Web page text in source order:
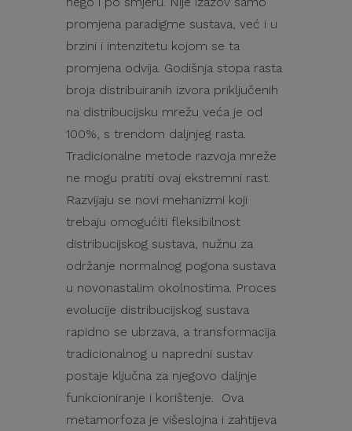
promjena paradigme sustava, već i u
brzini i intenzitetu kojom se ta
promjena odvija. Godišnja stopa rasta
broja distribuiranih izvora priključenih
na distribucijsku mrežu veća je od
100%, s trendom daljnjeg rasta.
Tradicionalne metode razvoja mreže
ne mogu pratiti ovaj ekstremni rast.
Razvijaju se novi mehanizmi koji
trebaju omogućiti fleksibilnost
distribucijskog sustava, nužnu za
održanje normalnog pogona sustava
u novonastalim okolnostima. Proces
evolucije distribucijskog sustava
rapidno se ubrzava, a transformacija
tradicionalnog u napredni sustav
postaje ključna za njegovo daljnje
funkcioniranje i korištenje. Ova
metamorfoza je višeslojna i zahtijeva